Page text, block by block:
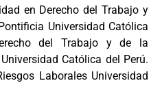
en Derecho del Trabajo y
Universidad Católica
del Trabajo y de la
Católica del Perú.
Laborales Universidad